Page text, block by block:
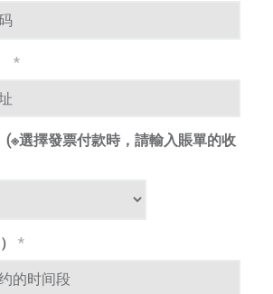
*
(※選擇發票付款時，請輸入賬單的收
*